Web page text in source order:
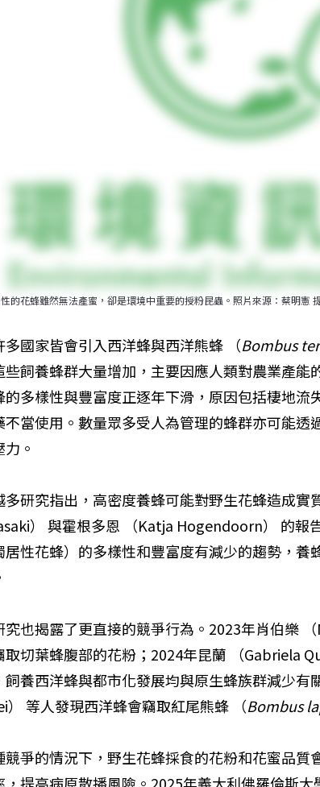
的花蜂雖然無法產蜜，卻是環境中重要的授粉昆蟲。照片來源：蔡明憲
多國家皆會引入西洋蜂與西洋熊蜂 （Bombus
些飼養蜂群大量增加，主要因應人類對農業產能
的多樣性與豐富度正逐年下滑，原因包括棲地流
不當使用。數量眾多受人為管理的蜂群亦可能透
。
多研究指出，高密度養蜂可能對野生花蜂造成實
） 與霍根多恩 （Katja Hogendoorn） 的報
居性花蜂）的多樣性和豐富度有減少的趨勢，養
究也揭露了更直接的競爭行為。2023年肖伯樂
取切葉蜂腹部的花粉；2024年昆蘭 （Gabriela
飼養西洋蜂與都市化發展均與原生蜂族群減少有
） 等人發現西洋蜂會竊取紅尾熊蜂 （Bombus
競爭的情況下，野生花蜂採食的花粉和花蜜品質